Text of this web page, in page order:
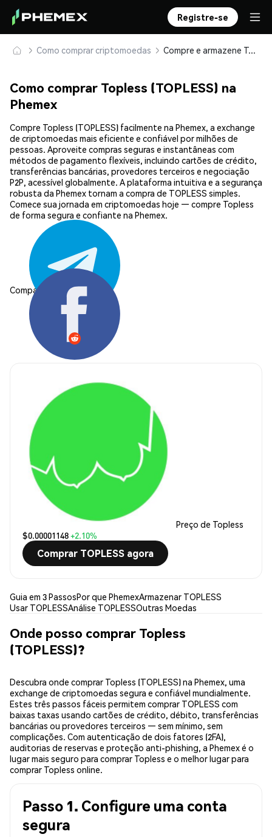
Registre-se
Como comprar criptomoedas Compre e armazene Topless (TOPLESS) com segurança
Como comprar Topless (TOPLESS) na
Phemex
Compre Topless (TOPLESS) facilmente na Phemex, a exchange
de criptomoedas mais eficiente e confiável por milhões de
pessoas. Aproveite compras seguras e instantâneas com
métodos de pagamento flexíveis, incluindo cartões de crédito,
transferências bancárias, provedores terceiros e negociação
P2P, acessível globalmente. A plataforma intuitiva e a segurança
robusta da Phemex tornam a compra de TOPLESS simples.
Comece sua jornada em criptomoedas hoje — compre Topless
de forma segura e confiante na Phemex.
Compartilhar:
Preço de Topless
$0.00001148+2.10%
Comprar TOPLESS agora
Guia em 3 PassosPor que PhemexArmazenar TOPLESS
Usar TOPLESSAnálise TOPLESSOutras Moedas
Onde posso comprar Topless
(TOPLESS)?
Descubra onde comprar Topless (TOPLESS) na Phemex, uma
exchange de criptomoedas segura e confiável mundialmente.
Estes três passos fáceis permitem comprar TOPLESS com
baixas taxas usando cartões de crédito, débito, transferências
bancárias ou provedores terceiros — sem mínimo, sem
complicações. Com autenticação de dois fatores (2FA),
auditorias de reservas e proteção anti-phishing, a Phemex é o
lugar mais seguro para comprar Topless e o melhor lugar para
comprar Topless online.
Passo 1. Configure uma conta
segura